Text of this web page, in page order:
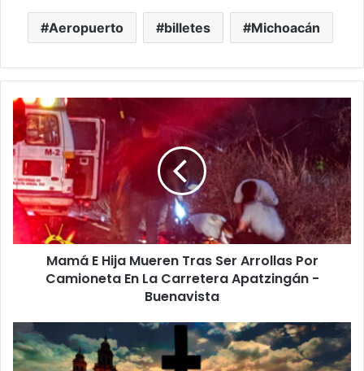
Aeropuerto billetes Michoacán
Mamá
E
Hija
Mueren
Tras
Ser
Arrollas
Por
Camioneta
-
Buenavista
Mamá E Hija Mueren Tras Ser Arrollas Por
Camioneta En La Carretera Apatzingán -
Buenavista
#Morelia
La
Pasión